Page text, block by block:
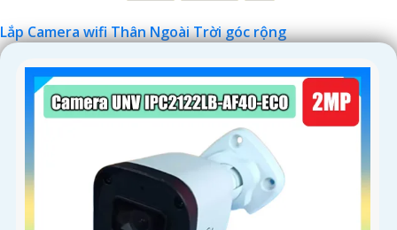
'Lắp Camera wifi Thân Ngoài Trời góc rộng